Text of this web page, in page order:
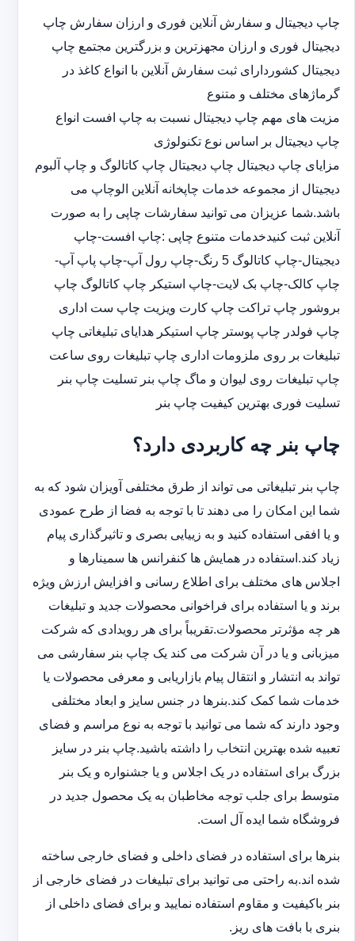
چاپ دیجیتال و سفارش آنلاین فوری و ارزان سفارش چاپ
دیجیتال فوری و ارزان مجهزترین و بزرگترین مجتمع چاپ
دیجیتال کشوردارای ثبت سفارش آنلاین با انواع کاغذ در
گرماژهای مختلف و متنوع
مزیت های مهم چاپ دیجیتال نسبت به چاپ افست انواع
چاپ دیجیتال بر اساس نوع تکنولوژی
مزایای چاپ دیجیتال چاپ دیجیتال چاپ کاتالوگ و چاپ آلبوم
دیجیتال از مجموعه خدمات چاپخانه آنلاین الوچاپ می
باشد.شما عزیزان می توانید سفارشات چاپی را به صورت
آنلاین ثبت کنیدخدمات متنوع چاپی :چاپ افست-چاپ
دیجیتال-چاپ کاتالوگ 5 رنگ-چاپ رول آپ-چاپ پاپ آپ-
چاپ کالک-چاپ بک لایت-چاپ استیکر چاپ کاتالوگ چاپ
بروشور چاپ تراکت چاپ کارت ویزیت چاپ ست اداری
چاپ فولدر چاپ پوستر چاپ استیکر هدایای تبلیغاتی چاپ
تبلیغات بر روی ملزومات اداری چاپ تبلیغات روی ساعت
چاپ تبلیغات روی لیوان و ماگ چاپ بنر تسلیت چاپ بنر
تسلیت فوری بهترین کیفیت چاپ بنر
چاپ بنر چه کاربردی دارد؟
چاپ بنر تبلیغاتی می تواند از طرق مختلفی آویزان شود که به
شما این امکان را می دهند تا با توجه به فضا از طرح عمودی
و یا افقی استفاده کنید و به زییایی بصری و تاثیرگذاری پیام
زیاد کند.استفاده در همایش ها کنفرانس ها سمینارها و
اجلاس های مختلف برای اطلاع رسانی و افزایش ارزش ویژه
برند و یا استفاده برای فراخوانی محصولات جدید و تبلیغات
هر چه مؤثرتر محصولات.تقریباً برای هر رویدادی که شرکت
میزبانی و یا در آن شرکت می کند یک چاپ بنر سفارشی می
تواند به انتشار و انتقال پیام بازاریابی و معرفی محصولات یا
خدمات شما کمک کند.بنرها در جنس سایز و ابعاد مختلفی
وجود دارند که شما می توانید با توجه به نوع مراسم و فضای
تعبیه شده بهترین انتخاب را داشته باشید.چاپ بنر در سایز
بزرگ برای استفاده در یک اجلاس و یا جشنواره و یک بنر
متوسط برای جلب توجه مخاطبان به یک محصول جدید در
فروشگاه شما ایده آل است.
بنرها برای استفاده در فضای داخلی و فضای خارجی ساخته
شده اند.به راحتی می توانید برای تبلیغات در فضای خارجی از
بنر باکیفیت و مقاوم استفاده نمایید و برای فضای داخلی از
بنری با بافت های ریز.